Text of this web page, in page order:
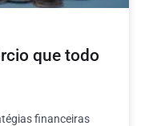
que todo
financeiras